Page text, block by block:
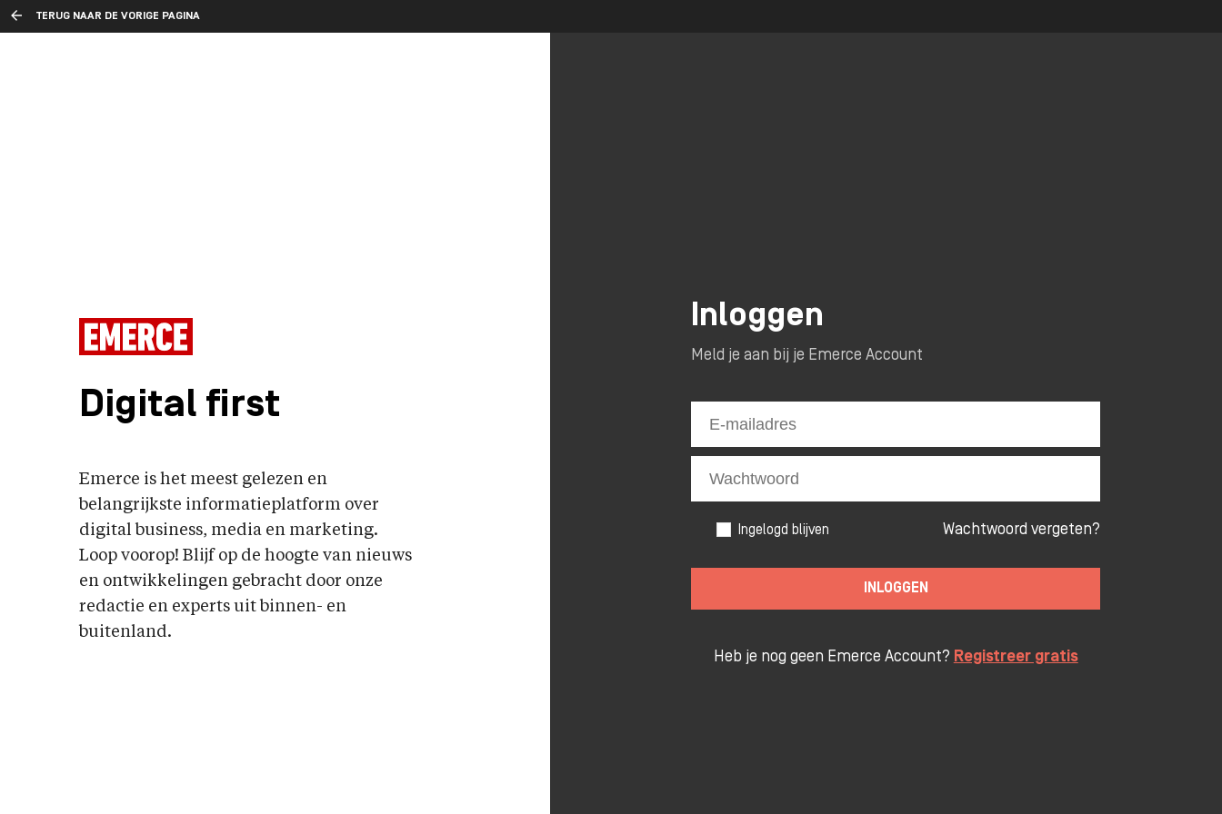
TERUG NAAR DE VORIGE PAGINA
Digital first
Emerce is het meest gelezen en
belangrijkste informatieplatform over
digital business, media en marketing.
Loop voorop! Blijf op de hoogte van nieuws
en ontwikkelingen gebracht door onze
redactie en experts uit binnen- en
buitenland.
Inloggen
Meld je aan bij je Emerce Account
Ingelogd blijven Wachtwoord vergeten?
INLOGGEN
Heb je nog geen Emerce Account? Registreer gratis